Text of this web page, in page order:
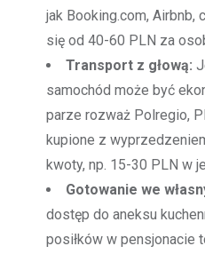
jak Booking.com, Airbnb,
się od 40-60 PLN za
Transport z głową:
samochód może być
parze rozważ Polregio,
kupione z
kwoty, np. 15-30 PLN w
Gotowanie we
dostęp do aneksu
posiłków w pensjonacie